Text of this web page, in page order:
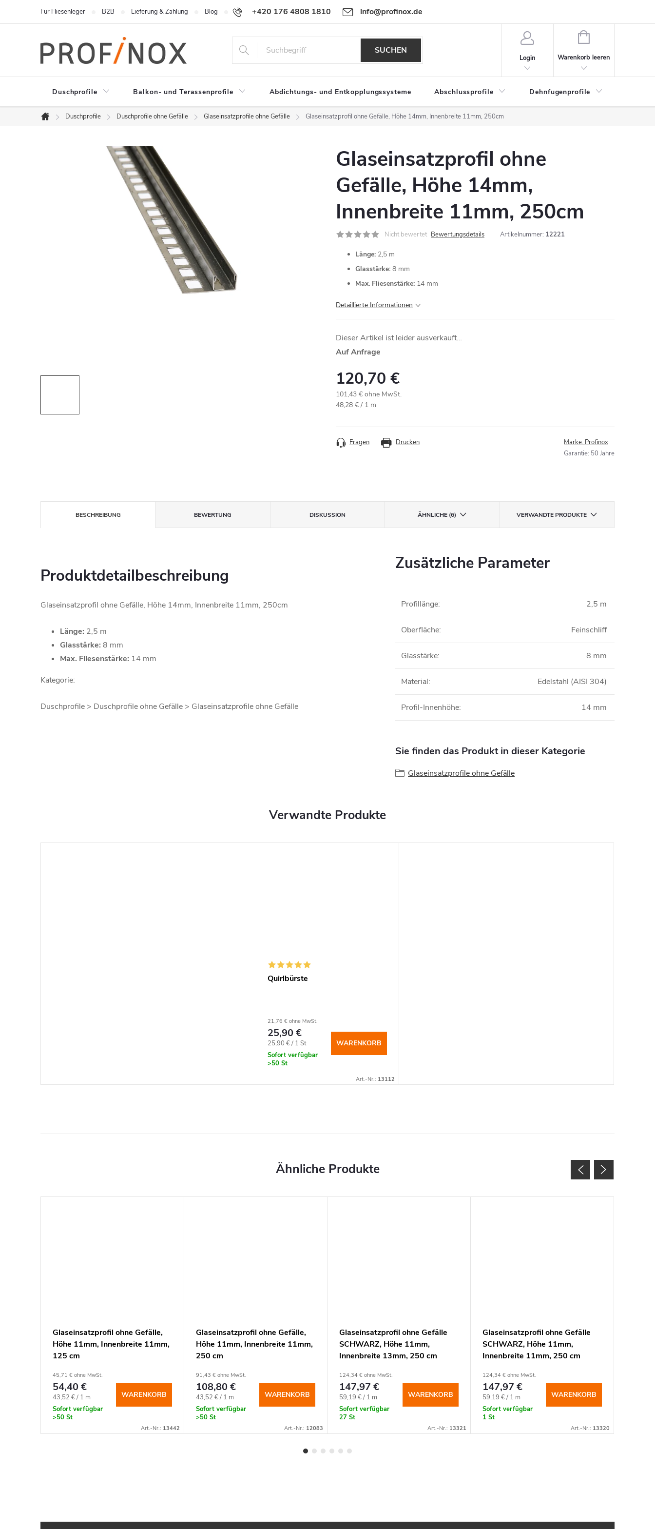
+420 176 4808 1810 info@profinox.de
Für Fliesenleger B2B Lieferung & Zahlung Blog Für Händler
SUCHEN
Login
WARENKORB
Warenkorb leeren
Duschprofile Balkon- und Terassenprofile Abdichtungs- und Entkopplungssysteme Abschlussprofile Dehnfugenprofile
Startseite
Duschprofile Duschprofile ohne Gefälle Glaseinsatzprofile ohne Gefälle Glaseinsatzprofil ohne Gefälle, Höhe 14mm, Innenbreite 11mm, 250cm
Glaseinsatzprofil ohne
Gefälle, Höhe 14mm,
Innenbreite 11mm, 250cm
Nicht bewertet Bewertungsdetails Artikelnummer: 12221
Länge: 2,5 m
Glasstärke: 8 mm
Max. Fliesenstärke: 14 mm
Detaillierte Informationen
Dieser Artikel ist leider ausverkauft…
Auf Anfrage
120,70 €
101,43 € ohne MwSt.
Verkaufspreis:
48,28 € / 1 m
Drucken
Fragen Marke: Profinox
Garantie: 50 Jahre
BESCHREIBUNG BEWERTUNG DISKUSSION ÄHNLICHE (6) VERWANDTE PRODUKTE
Produktdetailbeschreibung
Glaseinsatzprofil ohne Gefälle, Höhe 14mm, Innenbreite 11mm, 250cm
Länge: 2,5 m
Glasstärke: 8 mm
Max. Fliesenstärke: 14 mm
Kategorie:
Duschprofile > Duschprofile ohne Gefälle > Glaseinsatzprofile ohne Gefälle
Zusätzliche Parameter
Profillänge: 2,5 m
Oberfläche: Feinschliff
Glasstärke: 8 mm
Material: Edelstahl (AISI 304)
Profil-Innenhöhe: 14 mm
Sie finden das Produkt in dieser Kategorie
Glaseinsatzprofile ohne Gefälle
Verwandte Produkte
Quirlbürste
21,76 € ohne MwSt.
25,90 €
Verkaufspreis:
25,90 € / 1 St
Sofort verfügbar
>50 St
WARENKORB
Art.-Nr.: 13112
Glaseinsatzprofil ohne Gefälle,
Höhe 11mm, Innenbreite 11mm,
125 cm
45,71 € ohne MwSt.
54,40 €
Verkaufspreis:
43,52 € / 1 m
Sofort verfügbar
>50 St
WARENKORB
Art.-Nr.: 13442
Glaseinsatzprofil ohne Gefälle,
Höhe 11mm, Innenbreite 11mm,
250 cm
91,43 € ohne MwSt.
108,80 €
Verkaufspreis:
43,52 € / 1 m
Sofort verfügbar
>50 St
WARENKORB
Art.-Nr.: 12083
Glaseinsatzprofil ohne Gefälle
SCHWARZ, Höhe 11mm,
Innenbreite 13mm, 250 cm
124,34 € ohne MwSt.
147,97 €
Verkaufspreis:
59,19 € / 1 m
Sofort verfügbar
27 St
WARENKORB
Art.-Nr.: 13321
Glaseinsatzprofil ohne Gefälle
SCHWARZ, Höhe 11mm,
Innenbreite 11mm, 250 cm
124,34 € ohne MwSt.
147,97 €
Verkaufspreis:
59,19 € / 1 m
Sofort verfügbar
1 St
WARENKORB
Art.-Nr.: 13320